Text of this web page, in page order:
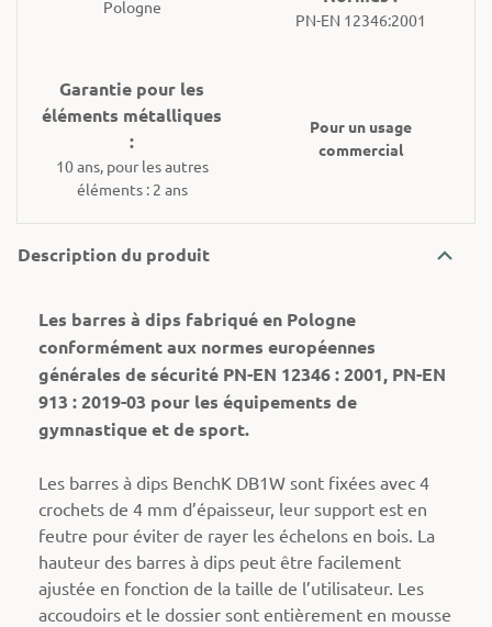
Pologne
PN-EN 12346:2001
Garantie pour les
éléments métalliques
:
10 ans, pour les autres
éléments : 2 ans
Pour un usage
commercial
Description du produit
Les barres à dips fabriqué en Pologne
conformément aux normes européennes
générales de sécurité PN-EN 12346 : 2001, PN-EN
913 : 2019-03 pour les équipements de
gymnastique et de sport.
Les barres à dips BenchK DB1W sont fixées avec 4
crochets de 4 mm d’épaisseur, leur support est en
feutre pour éviter de rayer les échelons en bois. La
hauteur des barres à dips peut être facilement
ajustée en fonction de la taille de l’utilisateur. Les
accoudoirs et le dossier sont entièrement en mousse